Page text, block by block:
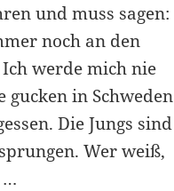
und muss sagen:
noch an den
werde mich nie
in Schweden
Die Jungs sind
Wer weiß,
…